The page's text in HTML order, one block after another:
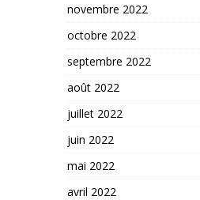
novembre 2022
octobre 2022
septembre 2022
août 2022
juillet 2022
juin 2022
mai 2022
avril 2022